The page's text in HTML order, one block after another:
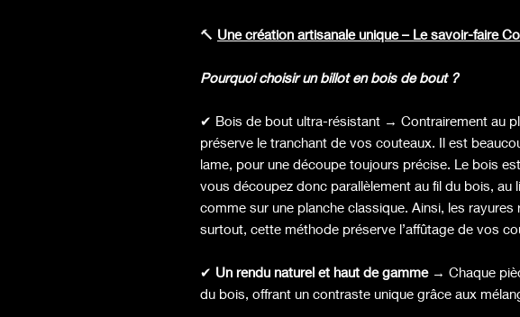
🔨 Une création artisanale unique – Le savoir-faire
Pourquoi choisir un billot en bois de bout ?
✔ Bois de bout ultra-résistant → Contrairement au
préserve le tranchant de vos couteaux. Il est
lame, pour une découpe toujours précise. Le bois
vous découpez donc parallèlement au fil du bois, au
comme sur une planche classique. Ainsi, les
surtout, cette méthode préserve l’affûtage de vos
✔ Un rendu naturel et haut de gamme→ Chaque
du bois, offrant un contraste unique grâce aux